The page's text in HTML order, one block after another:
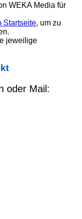
WEKA Media für
Startseite, um zu
jeweilige
oder Mail: